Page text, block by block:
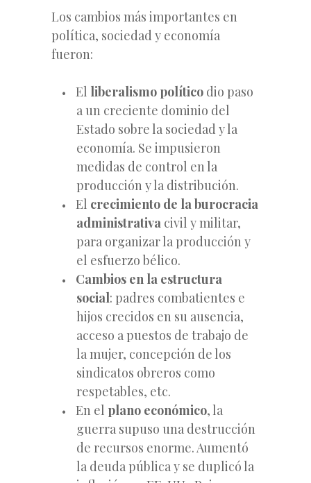
Los cambios más importantes en
política, sociedad y economía
fueron:
El liberalismo político dio paso
a un creciente dominio del
Estado sobre la sociedad y la
economía. Se impusieron
medidas de control en la
producción y la distribución.
El crecimiento de la burocracia
administrativa civil y militar,
para organizar la producción y
el esfuerzo bélico.
Cambios en la estructura
social: padres combatientes e
hijos crecidos en su ausencia,
acceso a puestos de trabajo de
la mujer, concepción de los
sindicatos obreros como
respetables, etc.
En el plano económico, la
guerra supuso una destrucción
de recursos enorme. Aumentó
la deuda pública y se duplicó la